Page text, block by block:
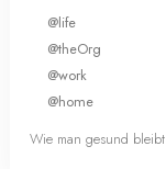
@life
@theOrg
@work
@home
Wie man gesund bleibt